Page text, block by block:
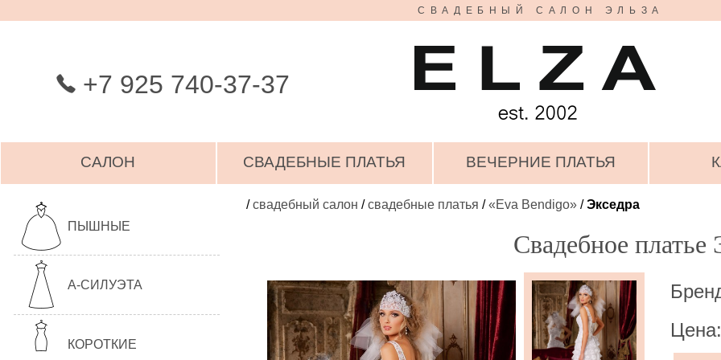
СВАДЕБНЫЙ САЛОН ЭЛЬЗА
+7 925 740-37-37
САЛОН СВАДЕБНЫЕ ПЛАТЬЯ ВЕЧЕРНИЕ ПЛАТЬЯ
ПЫШНЫЕ
А-СИЛУЭТА
КОРОТКИЕ
/свадебный салон /свадебные платья /«Eva Bendigo» /Экседра
Свадебное платье